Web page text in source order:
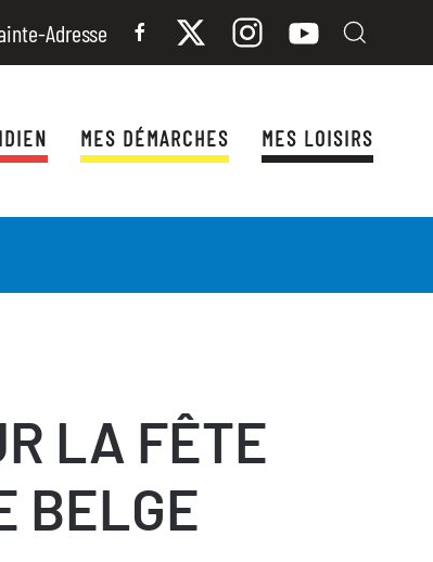
Adresse
MES DÉMARCHES MES LOISIRS
LA FÊTE
BELGE